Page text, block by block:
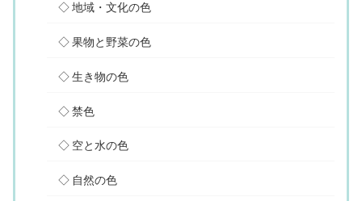
地域・文化の色
果物と野菜の色
生き物の色
禁色
空と水の色
自然の色